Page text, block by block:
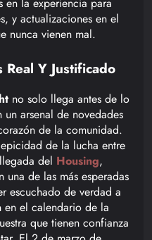
y actualizaciones en el
nunca vienen mal.
Real Y Justificado
no solo llega antes de lo
arsenal de novedades
de la comunidad.
de la lucha entre
del Housing,
una de las más esperadas
escuchado de verdad a
en el calendario de la
que tienen confianza